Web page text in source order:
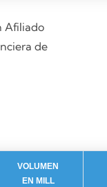
Afiliado
de
VOLUMEN
EN MILL